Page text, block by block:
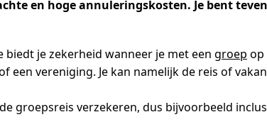
en hoge annuleringskosten. Je bent
biedt je zekerheid wanneer je met een groep op
een vereniging. Je kan namelijk de reis of
groepsreis verzekeren, dus bijvoorbeeld